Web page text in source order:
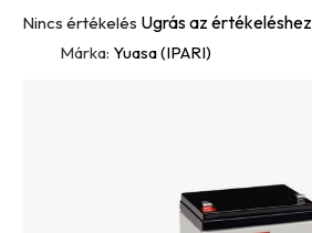
A
termék
Nincs értékelés Ugrás az értékeléshez
Márka: Yuasa (IPARI)